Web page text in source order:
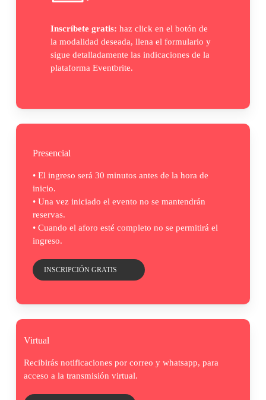
Inscríbete gratis: haz click en el botón de
la modalidad deseada, llena el formulario y
sigue detalladamente las indicaciones de la
plataforma Eventbrite.
Presencial
• El ingreso será 30 minutos antes de la hora de
inicio.
• Una vez iniciado el evento no se mantendrán
reservas.
• Cuando el aforo esté completo no se permitirá el
ingreso.
INSCRIPCIÓN GRATIS
Virtual
Recibirás notificaciones por correo y whatsapp, para
acceso a la transmisión virtual.